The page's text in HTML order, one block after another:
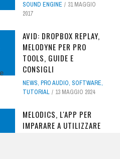
SOUND ENGINE
31 MAGGIO
2017
AVID: DROPBOX REPLAY,
MELODYNE PER PRO
TOOLS, GUIDE E
CONSIGLI
NEWS, PRO AUDIO, SOFTWARE,
TUTORIAL
13 MAGGIO 2024
MELODICS, L'APP PER
IMPARARE A UTILIZZARE